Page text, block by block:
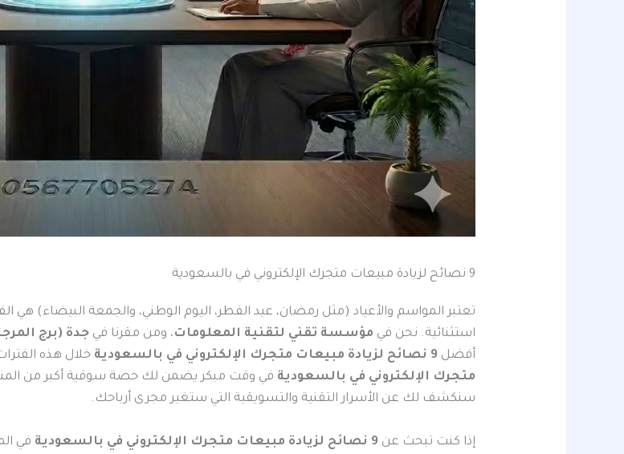
9 نصائح لزيادة مبيعات متجرك الإلكتروني في بالسعودية
تعتبر المواسم والأعياد (مثل رمضان، عيد الفطر، اليوم الوطني، والجمعة البيضاء) هي
استثنائية. نحن في مؤسسة تقني لتقنية المعلومات، ومن مقرنا فيجدة (برج
أفضل 9 نصائح لزيادة مبيعات متجرك الإلكتروني في بالسعودية خلال هذه
متجرك الإلكتروني في بالسعودية في وقت مبكر يضمن لك حصة سوقية أكبر من
سنكشف لك عن الأسرار التقنية والتسويقية التي ستغير مجرى أرباحك.
إذا كنت تبحث عن 9 نصائح لزيادة مبيعات متجرك الإلكتروني في بالسعودية
في